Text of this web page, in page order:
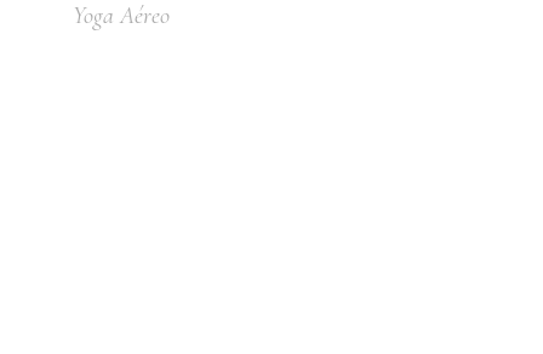
Yoga Aéreo